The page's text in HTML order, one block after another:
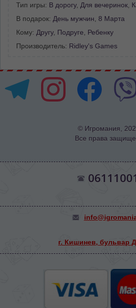
Тип игры: В дорогу, Для вечеринок
В подарок: День мужчин 8 Марта
Кому: Другу, Подруге
Ребенку
Производитель: Ridley's Games
© Игромания,
Все права
г. Кишинев, бульвар